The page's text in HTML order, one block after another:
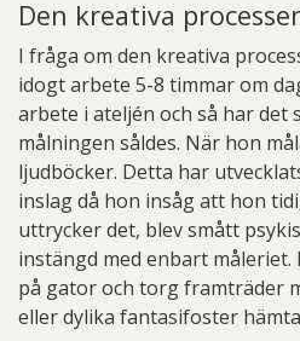
Den kreativa
I fråga om den kreativa
idogt arbete 5-8 timmar om
arbete i ateljén och så har det
målningen såldes. När hon
ljudböcker. Detta har
inslag då hon insåg att hon
uttrycker det, blev smått
instängd med enbart
på gator och torg framträder
eller dylika fantasifoster